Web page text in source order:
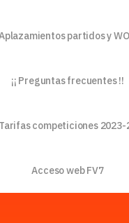
partidos y
¡¡ Preguntas frecuentes !!
Tarifas competiciones 2023-
Acceso web FV7